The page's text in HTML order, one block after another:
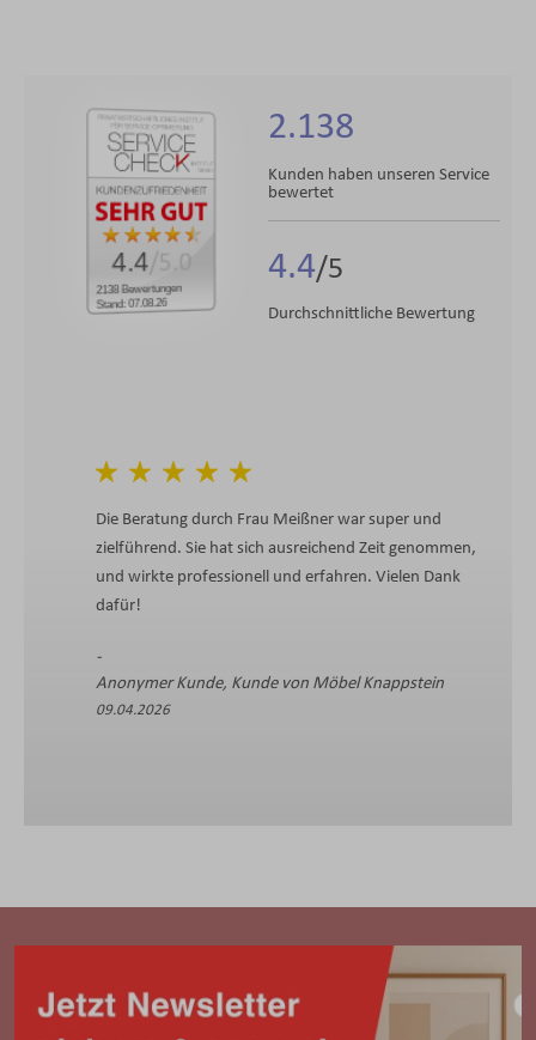
2138 Bewertungen
Stand: 07.08.26
4.4/5.0
2.138
Kunden haben unseren Service
bewertet
4.4
Durchschnittliche Bewertung
Die kompetente und freundliche Beratung
Mitarbeiterin
13.04.2026